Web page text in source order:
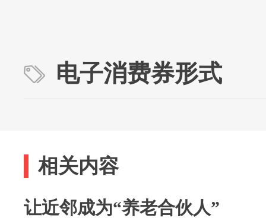
电子消费券形式
相关内容
让近邻成为“养老合伙人”